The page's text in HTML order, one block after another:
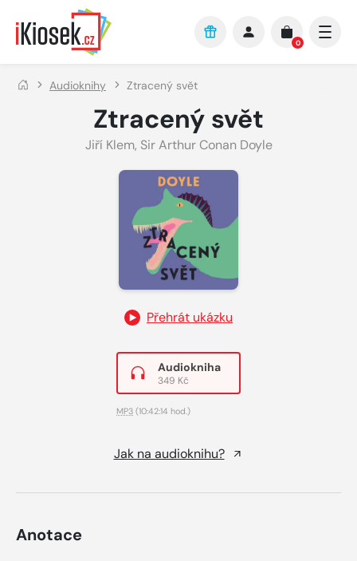
Přejít na hlavní obsah
0
Audioknihy Ztracený svět
Ztracený svět
Jiří Klem, Sir Arthur Conan Doyle
Přehrát ukázku
Audiokniha
349 Kč
MP3 (10:42:14 hod.)
Jak na audioknihu?
Anotace